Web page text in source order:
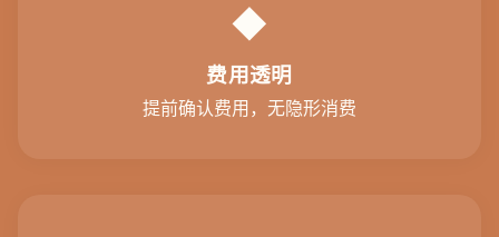
◆
费用透明
提前确认费用，无隐形消费